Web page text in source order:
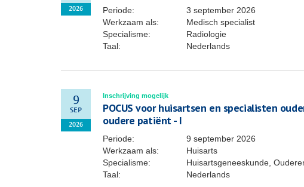
2026 Periode:
3 september 2026
Werkzaam als:
Medisch specialist
Specialisme:
Radiologie
Taal:
Nederlands
9
SEP
2026
Inschrijving mogelijk
POCUS voor huisartsen en specialisten
oudere patiënt - I
Periode:
9 september 2026
Werkzaam als:
Huisarts
Specialisme:
Huisartsgeneeskunde,
Taal:
Nederlands